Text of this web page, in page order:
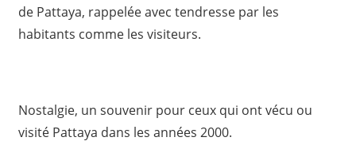
de Pattaya, rappelée avec tendresse par les
habitants comme les visiteurs.
Nostalgie, un souvenir pour ceux qui ont vécu ou
visité Pattaya dans les années 2000.